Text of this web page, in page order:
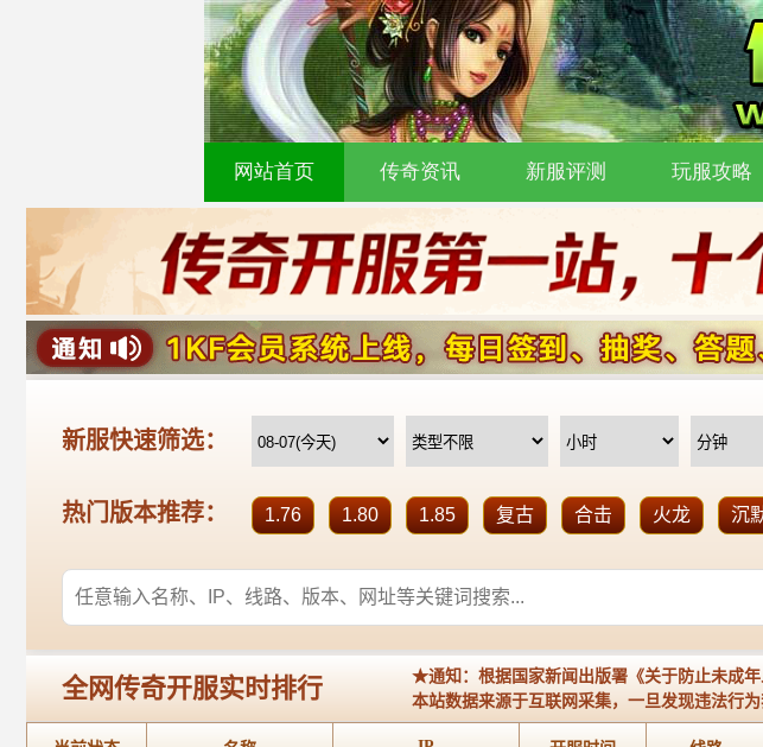
网站首页 传奇资讯 新服评测 玩服攻略